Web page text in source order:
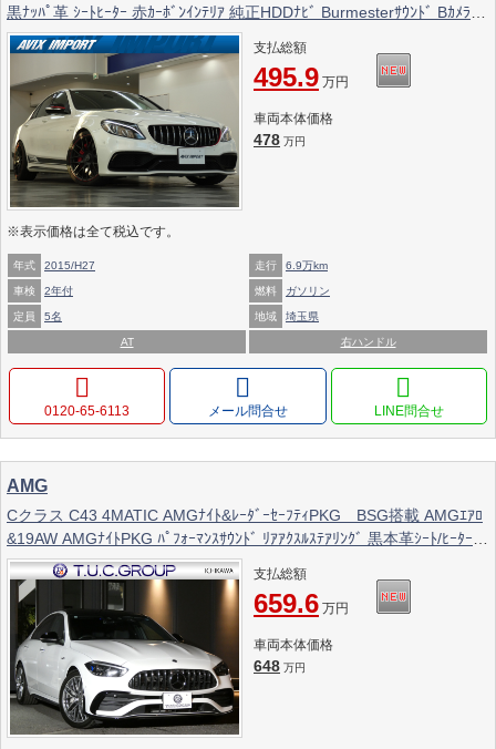
黒ﾅｯﾊﾟ革 ｼｰﾄﾋｰﾀｰ 赤ｶｰﾎﾞﾝｲﾝﾃﾘｱ 純正HDDﾅﾋﾞ Burmesterｻｳﾝﾄﾞ Bｶﾒﾗ＆
PTS HUD＆ﾚｰﾀﾞｰSP LEDﾗｲﾄ 赤ｷｬﾘﾊﾟｰ 専用19AW
支払総額
495.9 万円
車両本体価格
478 万円
※表示価格は全て税込です。
年式 2015/H27 走行 6.9万km
車検 2年付 燃料 ガソリン
定員 5名 地域 埼玉県
AT 右ハンドル
0120-65-6113 メール問合せ
AMG
Cクラス C43 4MATIC AMGﾅｲﾄ&ﾚｰﾀﾞｰｾｰﾌﾃｨPKG BSG搭載 AMGｴｱﾛ
&19AW AMGﾅｲﾄPKG ﾊﾟﾌｫｰﾏﾝｽｻｳﾝﾄﾞ ﾘｱｱｸｽﾙｽﾃｱﾘﾝｸﾞ 黒本革ｼｰﾄ/ﾋｰﾀｰ/
ﾍﾞﾝﾁﾚｰﾀｰ MBUXﾅﾋﾞ 地ﾃﾞｼﾞ 360度ｶﾒﾗ Burmester HUD 前後ﾄﾞﾗﾚｺ
DIGITALﾗｲﾄ 2年保証付
支払総額
659.6 万円
車両本体価格
648 万円